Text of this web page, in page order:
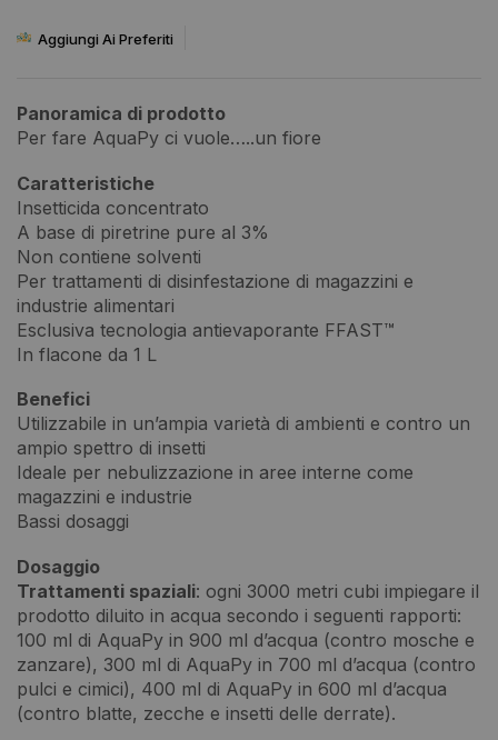
Aggiungi Ai Preferiti
Panoramica di prodotto
Per fare AquaPy ci vuole…..un fiore
Caratteristiche
Insetticida concentrato
A base di piretrine pure al 3%
Non contiene solventi
Per trattamenti di disinfestazione di magazzini e
industrie alimentari
Esclusiva tecnologia antievaporante FFAST™
In flacone da 1 L
Benefici
Utilizzabile in un’ampia varietà di ambienti e contro un
ampio spettro di insetti
Ideale per nebulizzazione in aree interne come
magazzini e industrie
Bassi dosaggi
Dosaggio
Trattamenti spaziali: ogni 3000 metri cubi impiegare il
prodotto diluito in acqua secondo i seguenti rapporti:
100 ml di AquaPy in 900 ml d’acqua (contro mosche e
zanzare), 300 ml di AquaPy in 700 ml d’acqua (contro
pulci e cimici), 400 ml di AquaPy in 600 ml d’acqua
(contro blatte, zecche e insetti delle derrate).